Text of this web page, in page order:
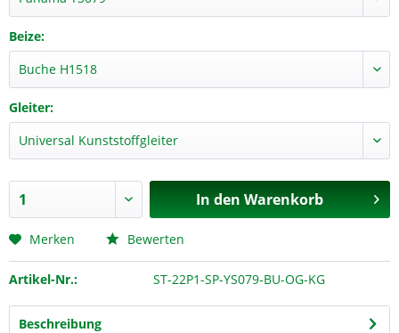
Beize:
Gleiter:
In den Warenkorb
Merken Bewerten
Artikel-Nr.: ST-22P1-SP-YS079-BU-OG-KG
Beschreibung